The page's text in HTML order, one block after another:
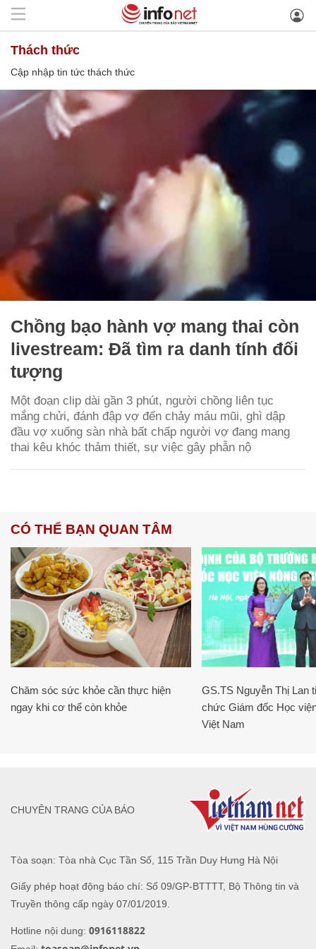
thách thức
Cập nhập tin tức thách thức
Chồng bạo hành vợ mang thai còn
livestream: Đã tìm ra danh tính đối
tượng
Một đoạn clip dài gần 3 phút, người chồng liên tục
mắng chửi, đánh đập vợ đến chảy máu mũi, ghì dập
đầu vợ xuống sàn nhà bất chấp người vợ đang mang
thai kêu khóc thảm thiết, sự việc gây phẫn nộ
CÓ THỂ BẠN QUAN TÂM
Chăm sóc sức khỏe cần thực hiện
ngay khi cơ thể còn khỏe
GS.TS Nguyễn Thị Lan
chức Giám đốc Học
Việt Nam
Tòa soạn: Tòa nhà Cục Tần Số, 115 Trần Duy Hưng Hà Nội
Giấy phép hoạt động báo chí: Số 09/GP-BTTTT, Bộ Thông tin và
Truyền thông cấp ngày 07/01/2019.
Hotline nội dung: 0916118822
CHUYÊN TRANG CỦA BÁO